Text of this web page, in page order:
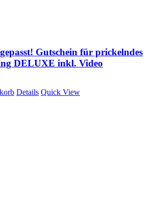
Gutschein für prickelndes
DELUXE inkl. Video
Details Quick View